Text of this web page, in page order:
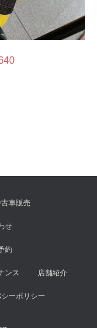
車販売
せ
約
ンス 店舗紹介
ーポリシー